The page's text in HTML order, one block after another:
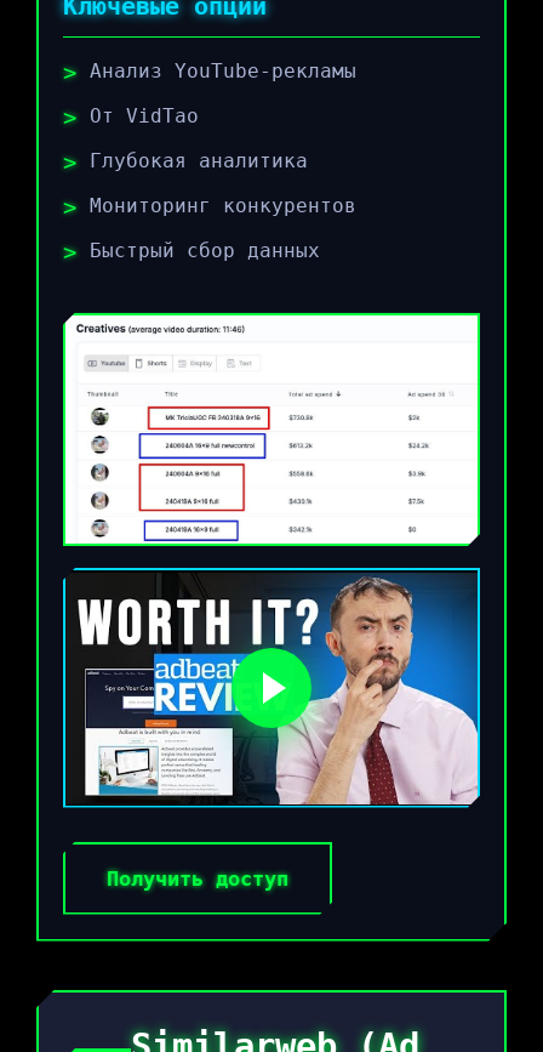
Ключевые опции
Анализ YouTube-рекламы
От VidTao
Глубокая аналитика
Мониторинг конкурентов
Быстрый сбор данных
Получить доступ